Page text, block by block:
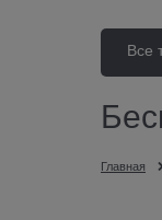
Все
Главная